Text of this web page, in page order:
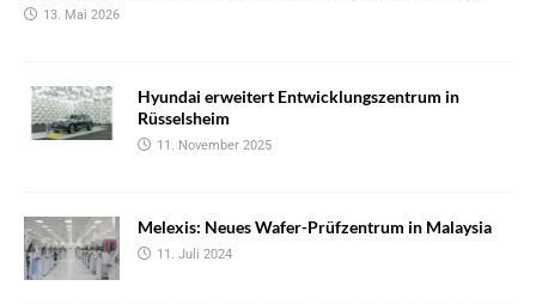
13. Mai 2026
Hyundai erweitert Entwicklungszentrum in
Rüsselsheim
11. November 2025
Melexis: Neues Wafer-Prüfzentrum in Malaysia
11. Juli 2024